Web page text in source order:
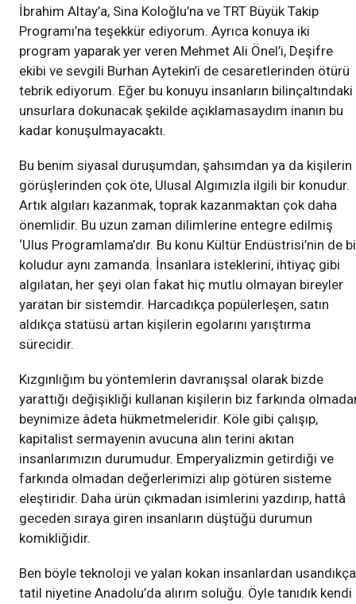
İbrahim Altay’a, Sina Koloğlu’na ve TRT Büyük Takip
Programı’na teşekkür ediyorum. Ayrıca konuya iki
program yaparak yer veren Mehmet Ali Önel’i, Deşifre
ekibi ve sevgili Burhan Aytekin’i de cesaretlerinden ötürü
tebrik ediyorum. Eğer bu konuyu insanların bilinçaltındaki
unsurlara dokunacak şekilde açıklamasaydım inanın bu
kadar konuşulmayacaktı.
Bu benim siyasal duruşumdan, şahsımdan ya da kişilerin
görüşlerinden çok öte, Ulusal Algımızla ilgili bir konudur.
Artık algıları kazanmak, toprak kazanmaktan çok daha
önemlidir. Bu uzun zaman dilimlerine entegre edilmiş
‘Ulus Programlama’dır. Bu konu Kültür Endüstrisi’nin de
koludur aynı zamanda. İnsanlara isteklerini, ihtiyaç gibi
algılatan, her şeyi olan fakat hiç mutlu olmayan bireyler
yaratan bir sistemdir. Harcadıkça popülerleşen, satın
aldıkça statüsü artan kişilerin egolarını yarıştırma
sürecidir.
Kızgınlığım bu yöntemlerin davranışsal olarak bizde
yarattığı değişikliği kullanan kişilerin biz farkında
beynimize âdeta hükmetmeleridir. Köle gibi çalışıp,
kapitalist sermayenin avucuna alın terini akıtan
insanlarımızın durumudur. Emperyalizmin getirdiği ve
farkında olmadan değerlerimizi alıp götüren sisteme
eleştiridir. Daha ürün çıkmadan isimlerini yazdırıp, hattâ
geceden sıraya giren insanların düştüğü durumun
komikliğidir.
Ben böyle teknoloji ve yalan kokan insanlardan usandıkça
tatil niyetine Anadolu’da alırım soluğu. Öyle tanıdık kendi